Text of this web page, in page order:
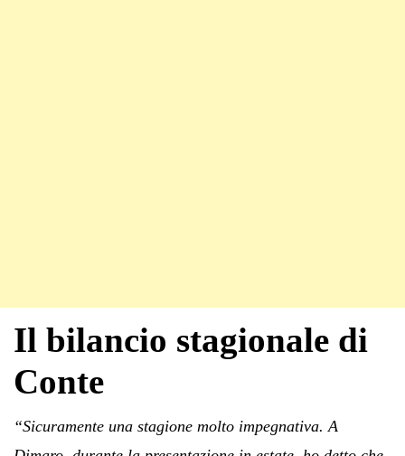
Il bilancio stagionale di
Conte
“Sicuramente una stagione molto impegnativa. A